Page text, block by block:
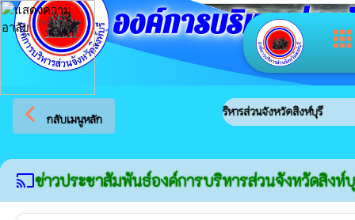
apps
องค์การบริหารส่วน
arrow_back_ios กลับเมนูหลัก
ยินดีต้อนรับสู่เว็บไซต์ของ องค์การบริหารส่วนจังหวัดสิงห์บุรี
castข่าวประชาสัมพันธ์องค์การบริหารส่วนจังหวัดสิงห์